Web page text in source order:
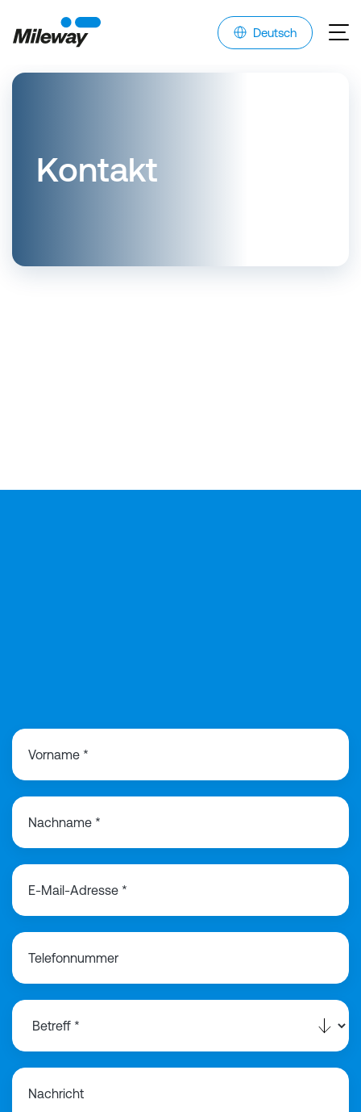
Deutsch
Kontakt
Vorname *
Nachname *
E-Mail-Adresse *
Telefonnummer
Nachricht